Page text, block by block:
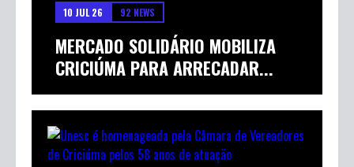
10 JUL 26 92 NEWS
MERCADO SOLIDÁRIO MOBILIZA
CRICIÚMA PARA ARRECADAR...